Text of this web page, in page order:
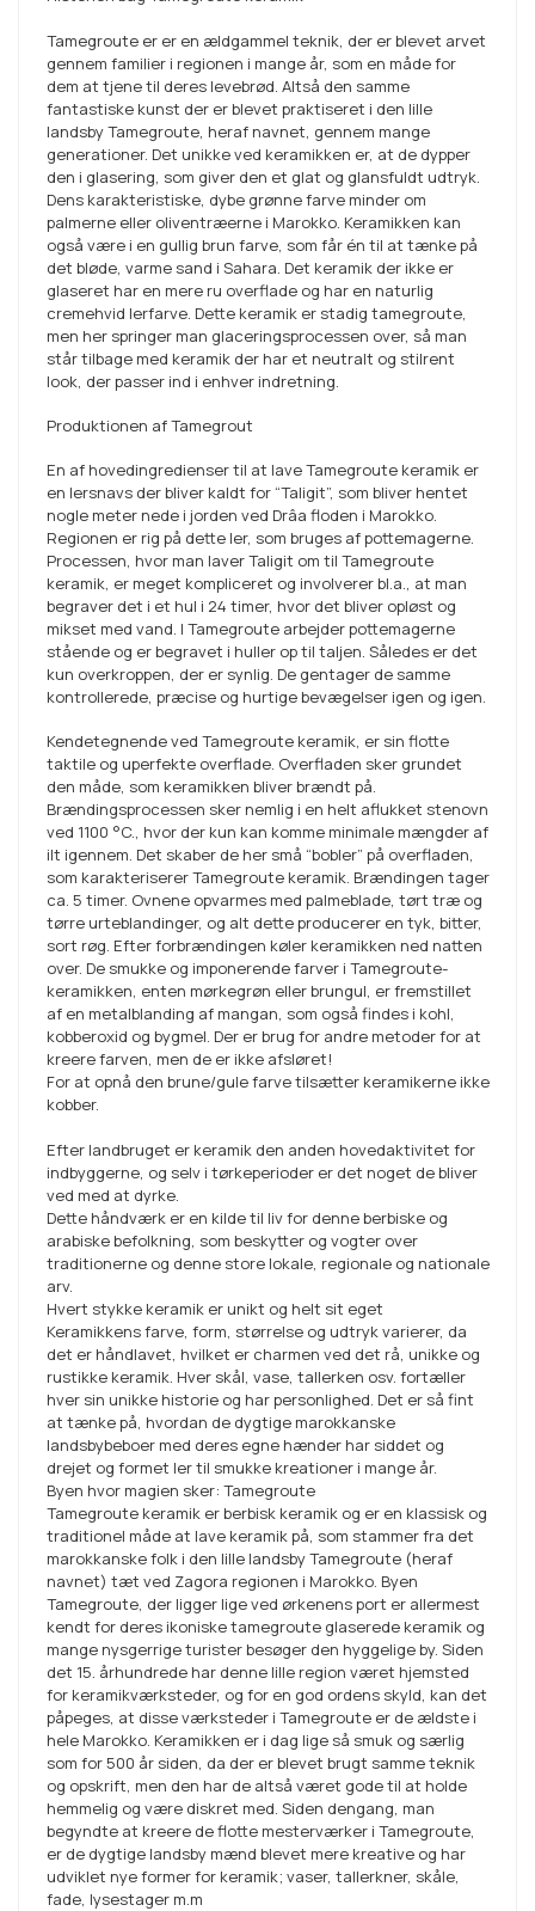
Tamegroute er er en ældgammel teknik, der er blevet arvet
gennem familier i regionen i mange år, som en måde for
dem at tjene til deres levebrød. Altså den samme
fantastiske kunst der er blevet praktiseret i den lille
landsby Tamegroute, heraf navnet, gennem mange
generationer. Det unikke ved keramikken er, at de dypper
den i glasering, som giver den et glat og glansfuldt udtryk.
Dens karakteristiske, dybe grønne farve minder om
palmerne eller oliventræerne i Marokko. Keramikken kan
også være i en gullig brun farve, som får én til at tænke på
det bløde, varme sand i Sahara. Det keramik der ikke er
glaseret har en mere ru overflade og har en naturlig
cremehvid lerfarve. Dette keramik er stadig tamegroute,
men her springer man glaceringsprocessen over, så man
står tilbage med keramik der har et neutralt og stilrent
look, der passer ind i enhver indretning.
Produktionen af Tamegrout
En af hovedingredienser til at lave Tamegroute keramik er
en lersnavs der bliver kaldt for “Taligit”, som bliver hentet
nogle meter nede i jorden ved Drâa floden i Marokko.
Regionen er rig på dette ler, som bruges af pottemagerne.
Processen, hvor man laver Taligit om til Tamegroute
keramik, er meget kompliceret og involverer bl.a., at man
begraver det i et hul i 24 timer, hvor det bliver opløst og
mikset med vand. I Tamegroute arbejder pottemagerne
stående og er begravet i huller op til taljen. Således er det
kun overkroppen, der er synlig. De gentager de samme
kontrollerede, præcise og hurtige bevægelser igen og igen.
Kendetegnende ved Tamegroute keramik, er sin flotte
taktile og uperfekte overflade. Overfladen sker grundet
den måde, som keramikken bliver brændt på.
Brændingsprocessen sker nemlig i en helt aflukket stenovn
ved 1100 °C., hvor der kun kan komme minimale mængder af
ilt igennem. Det skaber de her små “bobler” på overfladen,
som karakteriserer Tamegroute keramik. Brændingen tager
ca. 5 timer. Ovnene opvarmes med palmeblade, tørt træ og
tørre urteblandinger, og alt dette producerer en tyk, bitter,
sort røg. Efter forbrændingen køler keramikken ned natten
over. De smukke og imponerende farver i Tamegroute-
keramikken, enten mørkegrøn eller brungul, er fremstillet
af en metalblanding af mangan, som også findes i kohl,
kobberoxid og bygmel. Der er brug for andre metoder for at
kreere farven, men de er ikke afsløret!
For at opnå den brune/gule farve tilsætter keramikerne ikke
kobber.
Efter landbruget er keramik den anden hovedaktivitet for
indbyggerne, og selv i tørkeperioder er det noget de bliver
ved med at dyrke.
Dette håndværk er en kilde til liv for denne berbiske og
arabiske befolkning, som beskytter og vogter over
traditionerne og denne store lokale, regionale og nationale
arv.
Hvert stykke keramik er unikt og helt sit eget
Keramikkens farve, form, størrelse og udtryk varierer, da
det er håndlavet, hvilket er charmen ved det rå, unikke og
rustikke keramik. Hver skål, vase, tallerken osv. fortæller
hver sin unikke historie og har personlighed. Det er så fint
at tænke på, hvordan de dygtige marokkanske
landsbybeboer med deres egne hænder har siddet og
drejet og formet ler til smukke kreationer i mange år.
Byen hvor magien sker: Tamegroute
Tamegroute keramik er berbisk keramik og er en klassisk og
traditionel måde at lave keramik på, som stammer fra det
marokkanske folk i den lille landsby Tamegroute (heraf
navnet) tæt ved Zagora regionen i Marokko. Byen
Tamegroute, der ligger lige ved ørkenens port er allermest
kendt for deres ikoniske tamegroute glaserede keramik og
mange nysgerrige turister besøger den hyggelige by. Siden
det 15. århundrede har denne lille region været hjemsted
for keramikværksteder, og for en god ordens skyld, kan det
påpeges, at disse værksteder i Tamegroute er de ældste i
hele Marokko. Keramikken er i dag lige så smuk og særlig
som for 500 år siden, da der er blevet brugt samme teknik
og opskrift, men den har de altså været gode til at holde
hemmelig og være diskret med. Siden dengang, man
begyndte at kreere de flotte mesterværker i Tamegroute,
er de dygtige landsby mænd blevet mere kreative og har
udviklet nye former for keramik; vaser, tallerkner, skåle,
fade, lysestager m.m